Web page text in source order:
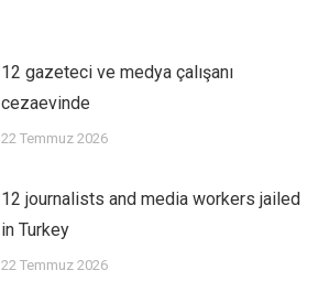
12 gazeteci ve medya çalışanı
cezaevinde
22 Temmuz 2026
12 journalists and media workers jailed
in Turkey
22 Temmuz 2026